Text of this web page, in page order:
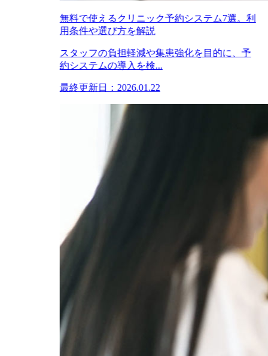
無料で使えるクリニック予約システム7選。利
用条件や選び方を解説
スタッフの負担軽減や集患強化を目的に、予
約システムの導入を検...
最終更新日：2026.01.22